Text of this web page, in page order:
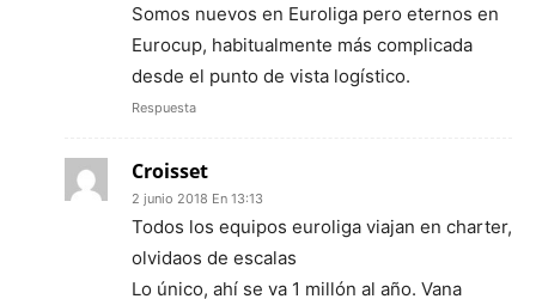
Somos nuevos en Euroliga pero eternos en
Eurocup, habitualmente más complicada
desde el punto de vista logístico.
Respuesta
Croisset
2 junio 2018 En 13:13
Todos los equipos euroliga viajan en charter,
olvidaos de escalas
Lo único, ahí se va 1 millón al año. Vana